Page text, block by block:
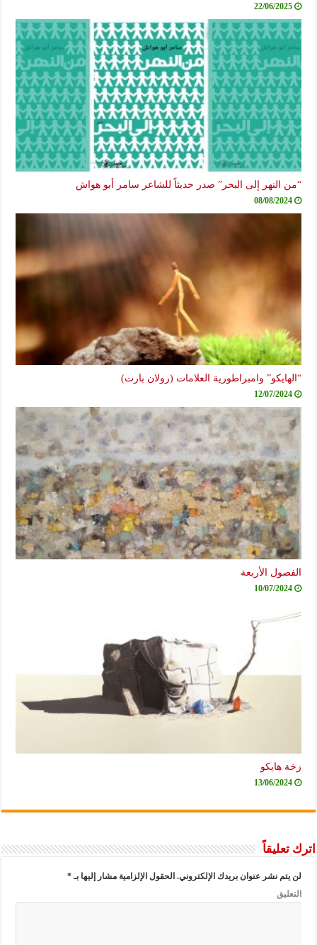
22/06/2025
“من النهر إلى البحر” صدر حديثاً للشاعر سامر أبو هواش
08/08/2024
“الهايكو” وامبراطورية العلامات (رولان بارت)
12/07/2024
الفصول الأربعة
10/07/2024
زخة هايكو
13/06/2024
اترك تعليقاً
لن يتم نشر عنوان بريدك الإلكتروني. الحقول الإلزامية مشار إليها بـ*
التعليق